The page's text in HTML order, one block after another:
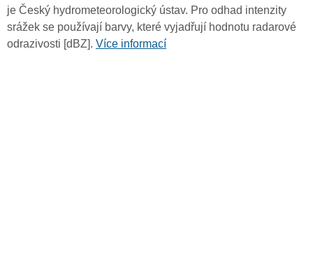
je Český hydrometeorologický ústav. Pro odhad intenzity
srážek se používají barvy, které vyjadřují hodnotu radarové
odrazivosti [dBZ]. Více informací